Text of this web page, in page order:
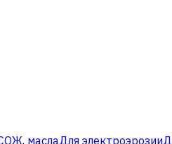
маслаДля электроэрозии